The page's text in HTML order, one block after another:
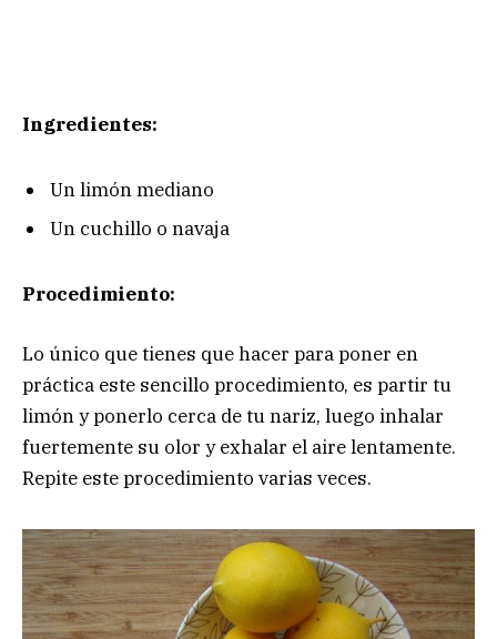
Ingredientes:
Un limón mediano
Un cuchillo o navaja
Procedimiento:
Lo único que tienes que hacer para poner en
práctica este sencillo procedimiento, es partir tu
limón y ponerlo cerca de tu nariz, luego inhalar
fuertemente su olor y exhalar el aire lentamente.
Repite este procedimiento varias veces.